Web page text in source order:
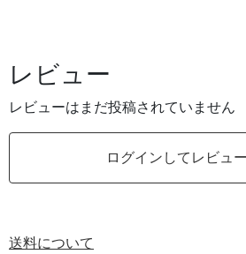
レビュー
レビューはまだ投稿されていません
ログインしてレビュ
送料について